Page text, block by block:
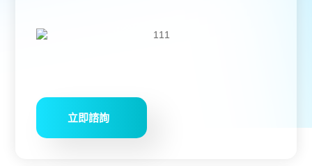
立即諮詢